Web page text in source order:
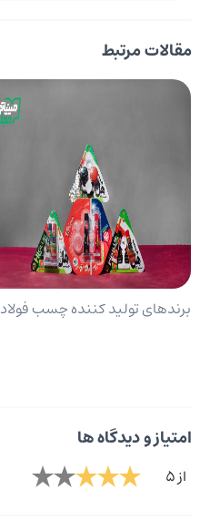
مقالات مرتبط
برندهای تولید کننده چسب فولاد
امتیاز و دیدگاه ها
از 5